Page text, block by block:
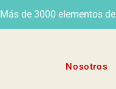
Más de 3000 elementos
Nosotros